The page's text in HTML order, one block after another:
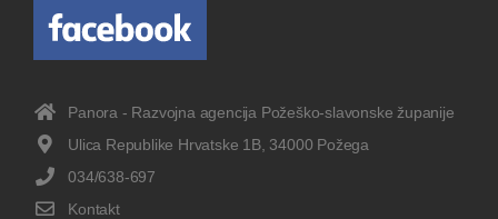
Panora - Razvojna agencija Požeško-slavonske županije
Ulica Republike Hrvatske 1B, 34000 Požega
034/638-697
Kontakt